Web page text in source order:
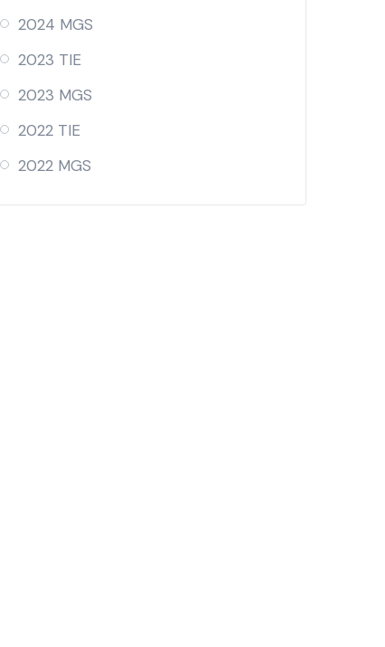
2024 MGS
2023 TIE
2023 MGS
2022 TIE
2022 MGS